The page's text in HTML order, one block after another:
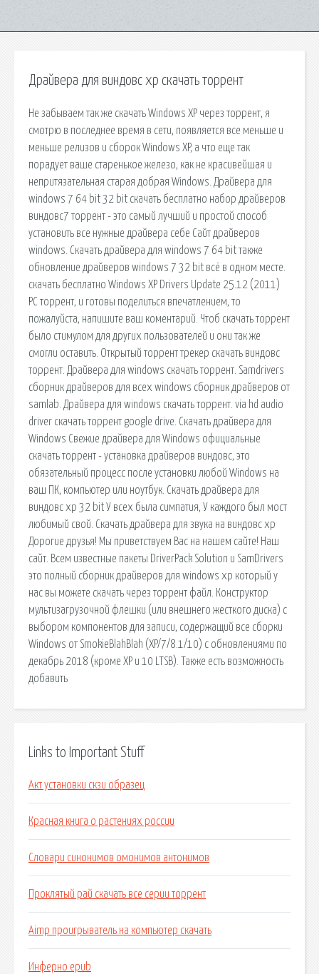
Драйвера для виндовс xp скачать торрент
Не забываем так же скачать Windows XP через торрент, я
смотрю в последнее время в сети, появляется все меньше и
меньше релизов и сборок Windows XP, а что еще так
порадует ваше старенькое железо, как не красивейшая и
непритязательная старая добрая Windows. Драйвера для
windows 7 64 bit 32 bit скачать бесплатно набор драйверов
виндовс7 торрент - это самый лучший и простой способ
установить все нужные драйвера себе Сайт драйверов
windows. Скачать драйвера для windows 7 64 bit также
обновление драйверов windows 7 32 bit всё в одном месте.
скачать бесплатно Windows XP Drivers Update 25.12 (2011)
PC торрент, и готовы поделиться впечатлением, то
пожалуйста, напишите ваш коментарий. Чтоб скачать торрент
было стимулом для других пользователей и они так же
смогли оставить. Открытый торрент трекер скачать виндовс
торрент. Драйвера для windows скачать торрент. Samdrivers
сборник драйверов для всех windows сборник драйверов от
samlab. Драйвера для windows скачать торрент. via hd audio
driver скачать торрент google drive. Скачать драйвера для
Windows Свежие драйвера для Windows официальные
скачать торрент - установка драйверов виндовс, это
обязательный процесс после установки любой Windows на
ваш ПК, компьютер или ноутбук. Скачать драйвера для
виндовс xp 32 bit У всех была симпатия, У каждого был мост
любимый свой. Скачать драйвера для звука на виндовс xp
Дорогие друзья! Мы приветствуем Вас на нашем сайте! Наш
сайт. Всем известные пакеты DriverPack Solution и SamDrivers
это полный сборник драйверов для windows xp который у
нас вы можете скачать через торрент файл. Конструктор
мультизагрузочной флешки (или внешнего жесткого диска) с
выбором компонентов для записи, содержащий все сборки
Windows от SmokieBlahBlah (XP/7/8.1/10) с обновлениями по
декабрь 2018 (кроме XP и 10 LTSB). Также есть возможность
добавить
Links to Important Stuff
Акт установки скзи образец
Красная книга о растениях россии
Словари синонимов омонимов антонимов
Проклятый рай скачать все серии торрент
Aimp проигрыватель на компьютер скачать
Инферно epub